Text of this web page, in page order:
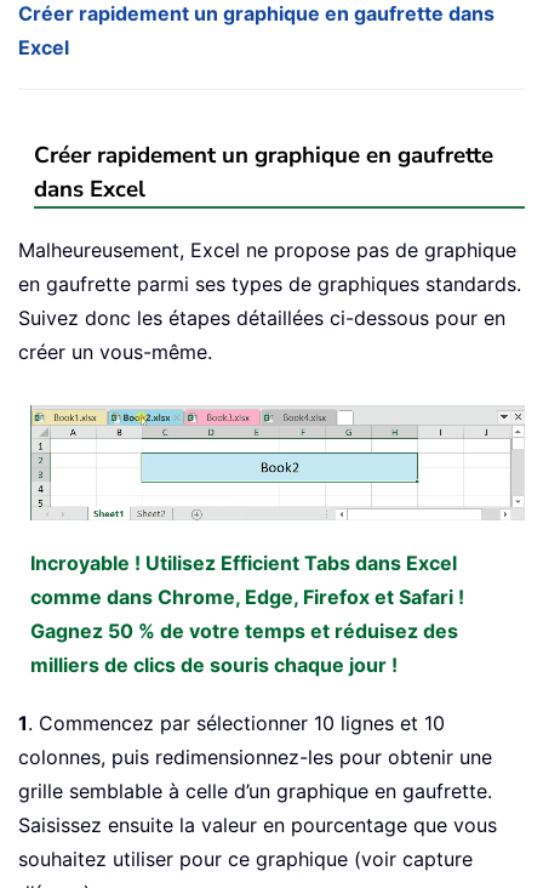
Créer rapidement un graphique en gaufrette dans
Excel
Créer rapidement un graphique en gaufrette
dans Excel
Malheureusement, Excel ne propose pas de graphique
en gaufrette parmi ses types de graphiques standards.
Suivez donc les étapes détaillées ci-dessous pour en
créer un vous-même.
Incroyable ! Utilisez Efficient Tabs dans Excel
comme dans Chrome, Edge, Firefox et Safari !
Gagnez 50 % de votre temps et réduisez des
milliers de clics de souris chaque jour !
1. Commencez par sélectionner 10 lignes et 10
colonnes, puis redimensionnez-les pour obtenir une
grille semblable à celle d’un graphique en gaufrette.
Saisissez ensuite la valeur en pourcentage que vous
souhaitez utiliser pour ce graphique (voir capture